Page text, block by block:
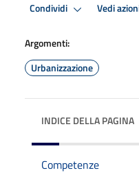
Condividi Vedi
Argomenti:
Urbanizzazione
INDICE DELLA PAGINA
Competenze